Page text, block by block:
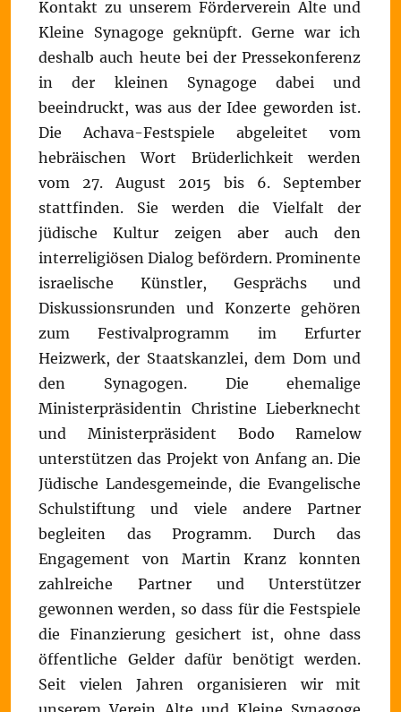
Kontakt zu unserem Förderverein Alte und
Kleine Synagoge geknüpft. Gerne war ich
deshalb auch heute bei der Pressekonferenz
in der kleinen Synagoge dabei und
beeindruckt, was aus der Idee geworden ist.
Die Achava-Festspiele abgeleitet vom
hebräischen Wort Brüderlichkeit werden
vom 27. August 2015 bis 6. September
stattfinden. Sie werden die Vielfalt der
jüdische Kultur zeigen aber auch den
interreligiösen Dialog befördern. Prominente
israelische Künstler, Gesprächs und
Diskussionsrunden und Konzerte gehören
zum Festivalprogramm im Erfurter
Heizwerk, der Staatskanzlei, dem Dom und
den Synagogen. Die ehemalige
Ministerpräsidentin Christine Lieberknecht
und Ministerpräsident Bodo Ramelow
unterstützen das Projekt von Anfang an. Die
Jüdische Landesgemeinde, die Evangelische
Schulstiftung und viele andere Partner
begleiten das Programm. Durch das
Engagement von Martin Kranz konnten
zahlreiche Partner und Unterstützer
gewonnen werden, so dass für die Festspiele
die Finanzierung gesichert ist, ohne dass
öffentliche Gelder dafür benötigt werden.
Seit vielen Jahren organisieren wir mit